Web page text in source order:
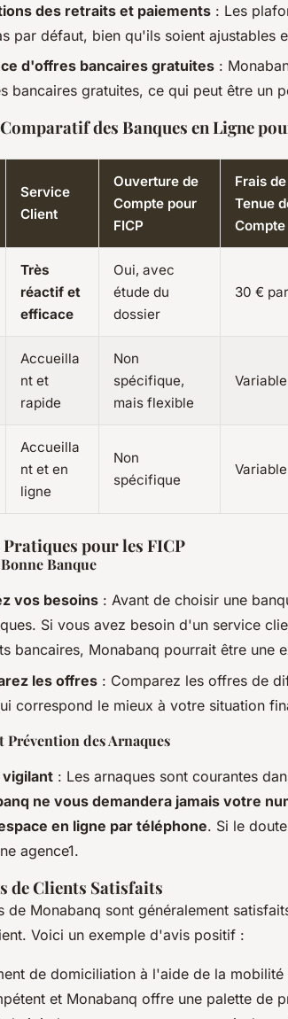
des retraits et paiements : Les
par défaut, bien qu'ils soient ajustables
d'offres bancaires gratuites :
bancaires gratuites, ce qui peut être un
des Banques en Ligne
Service
Client
Ouverture de
Compte pour
FICP
Frais de
Tenue
Compte
Très
réactif et
efficace
Oui, avec
étude du
dossier
30 €
Accueilla
nt et
rapide
Non
spécifique,
mais flexible
Variable
Accueilla
nt et en
ligne
Non
spécifique
Variable
pour les FICP
Banque
vos besoins : Avant de choisir une
Si vous avez besoin d'un service
bancaires, Monabanq pourrait être une
les offres : Comparez les offres de
correspond le mieux à votre situation
Prévention des Arnaques
vigilant : Les arnaques sont courantes
ne vous demandera jamais votre
en ligne par téléphone. Si le
agence1.
de Clients Satisfaits
de Monabanq sont généralement
Voici un exemple d'avis positif :
de domiciliation à l'aide de la
et Monabanq offre une palette de